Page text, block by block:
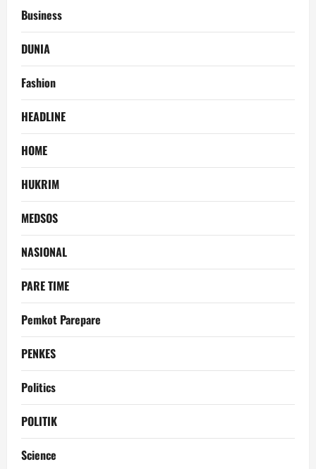
Business
DUNIA
Fashion
HEADLINE
HOME
HUKRIM
MEDSOS
NASIONAL
PARE TIME
Pemkot Parepare
PENKES
Politics
POLITIK
Science